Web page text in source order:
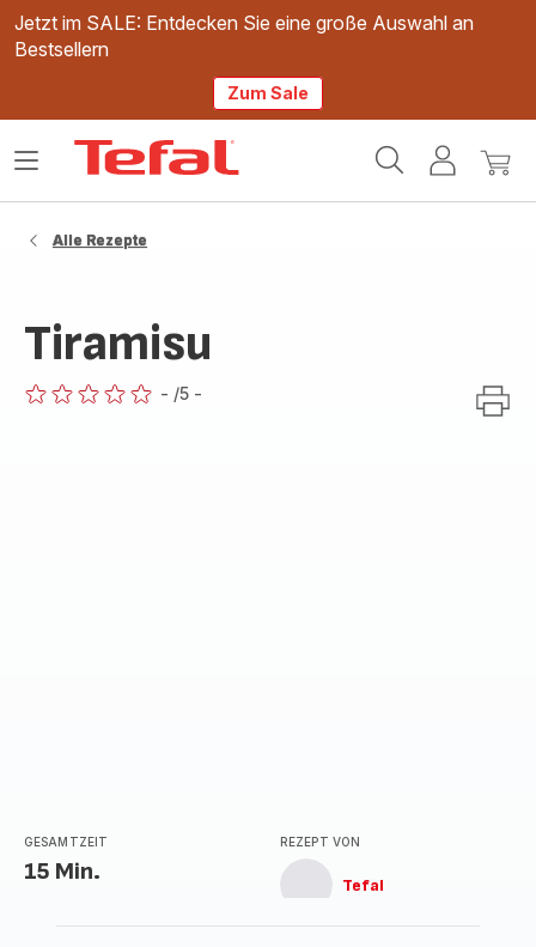
Jetzt im SALE: Entdecken Sie eine große Auswahl an
Bestsellern
Zum Sale
Mein
Mein
Das
Alle Rezepte
Tiramisu
- /5 -
GESAMTZEIT
15 Min.
REZEPT VON
Tefal